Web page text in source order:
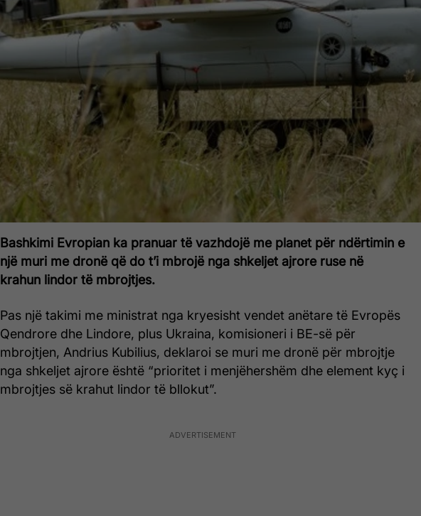
Bashkimi Evropian ka pranuar të vazhdojë me planet për ndërtimin e
një muri me dronë që do t’i mbrojë nga shkeljet ajrore ruse në
krahun lindor të mbrojtjes.
Pas një takimi me ministrat nga kryesisht vendet anëtare të Evropës
Qendrore dhe Lindore, plus Ukraina, komisioneri i BE-së për
mbrojtjen, Andrius Kubilius, deklaroi se muri me dronë për mbrojtje
nga shkeljet ajrore është “prioritet i menjëhershëm dhe element kyç i
mbrojtjes së krahut lindor të bllokut”.